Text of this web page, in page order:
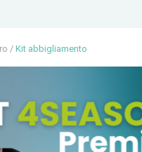
/ Kit abbigliamento